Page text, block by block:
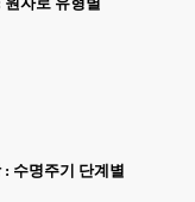
수명주기 단계별